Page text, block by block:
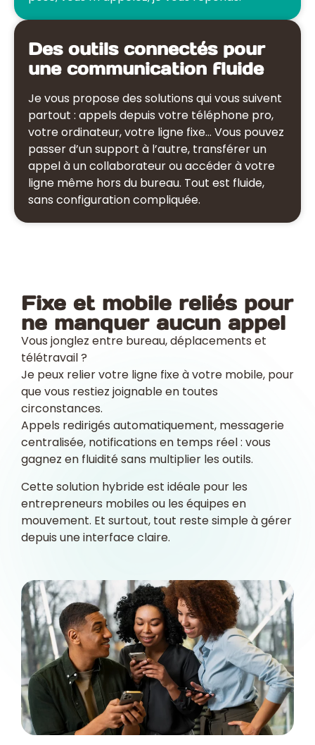
Des outils connectés pour
une communication fluide
Je vous propose des solutions qui vous suivent
partout : appels depuis votre téléphone pro,
votre ordinateur, votre ligne fixe… Vous pouvez
passer d’un support à l’autre, transférer un
appel à un collaborateur ou accéder à votre
ligne même hors du bureau. Tout est fluide,
sans configuration compliquée.
Fixe et mobile reliés pour
ne manquer aucun appel
Vous jonglez entre bureau, déplacements et
télétravail ?
Je peux relier votre ligne fixe à votre mobile, pour
que vous restiez joignable en toutes
circonstances.
Appels redirigés automatiquement, messagerie
centralisée, notifications en temps réel : vous
gagnez en fluidité sans multiplier les outils.
Cette solution hybride est idéale pour les
entrepreneurs mobiles ou les équipes en
mouvement. Et surtout, tout reste simple à gérer
depuis une interface claire.